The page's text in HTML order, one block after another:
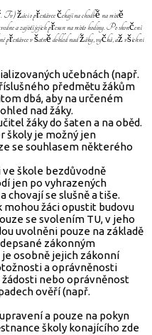
žáci o přestávce čekají na chodbě na místě
a zajistí jejich přesun na místo hodiny. Po skončení
přestávce v šatně dohled nad žáky, vyčká, až všichni
učebnách (např.
předmětu žákům
dbá, aby na určeném
nad žáky.
žáky do šaten a na oběd.
školy je možný jen
se souhlasem některého
ve škole bezdůvodně
jen po vyhrazených
chovají se slušně a tiše.
mohou žáci opustit budovu
se svolením TU, v jeho
uvolněni pouze na základě
zákonným
osobně jejich zákonní
a oprávněnosti
nebo oprávněnost
ověří (např.
a pouze na pokyn
školy konajícího zde